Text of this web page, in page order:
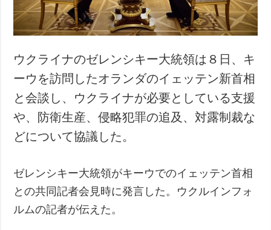
ウクライナのゼレンシキー大統領は８日、キ
ーウを訪問したオランダのイェッテン新首相
と会談し、ウクライナが必要としている支援
や、防衛生産、侵略犯罪の追及、対露制裁な
どについて協議した。
ゼレンシキー大統領がキーウでのイェッテン首相
との共同記者会見時に発言した。ウクルインフォ
ルムの記者が伝えた。